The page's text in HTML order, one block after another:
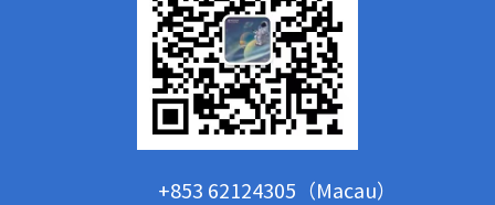
+853 62124305（Macau）